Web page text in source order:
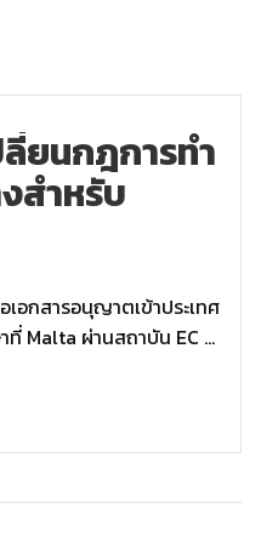
ยนกฎการทำ
สำหรับ
เอกสารอนุญาตเข้าประเทศ
ที่ Malta ผ่านสถาบัน EC …